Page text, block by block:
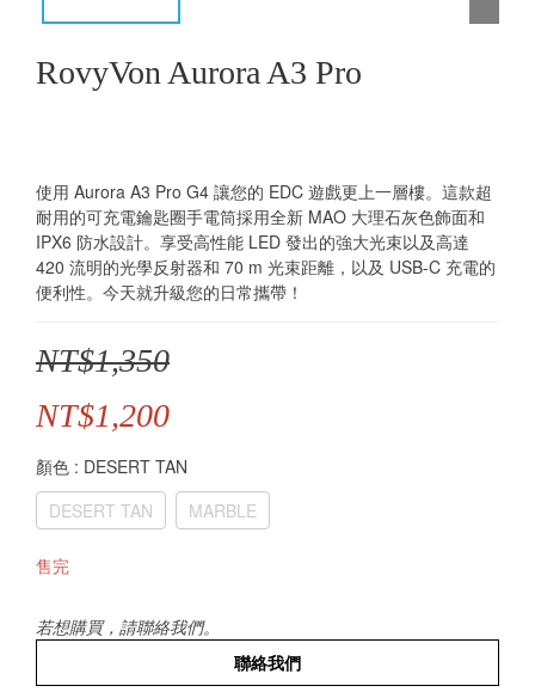
RovyVon Aurora A3 Pro
使用 Aurora A3 Pro G4 讓您的 EDC 遊戲更上一層樓。這款超
耐用的可充電鑰匙圈手電筒採用全新 MAO 大理石灰色飾面和
IPX6 防水設計。享受高性能 LED 發出的強大光束以及高達
420 流明的光學反射器和 70 m 光束距離，以及 USB-C 充電的
便利性。今天就升級您的日常攜帶！
NT$1,350
NT$1,200
顏色 : DESERT TAN
DESERT TAN
MARBLE
售完
若想購買，請聯絡我們。
聯絡我們